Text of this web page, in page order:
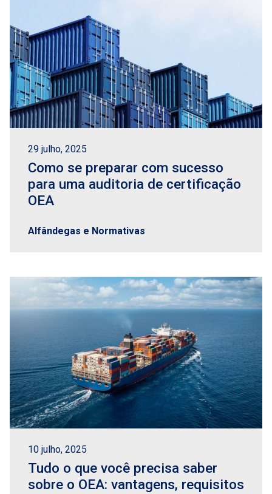
29 julho, 2025
Como se preparar com sucesso
para uma auditoria de certificação
OEA
Alfândegas e Normativas
10 julho, 2025
Tudo o que você precisa saber
sobre o OEA: vantagens, requisitos